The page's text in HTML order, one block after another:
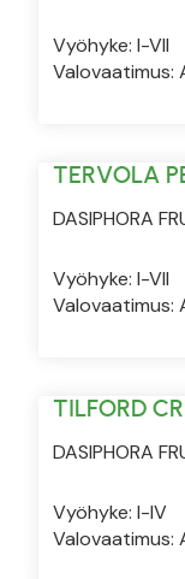
Vyöhyke: I-VII
Valovaatimus:
TERVOLA
DASIPHORA
Vyöhyke: I-VII
Valovaatimus:
TILFORD
DASIPHORA
Vyöhyke: I-IV
Valovaatimus: